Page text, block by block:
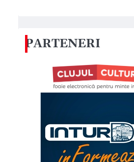
PARTENERI